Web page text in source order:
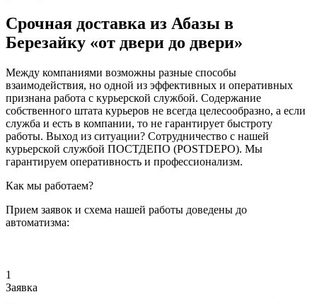
Срочная доставка из Абазы в
Березайку «от двери до двери»
Между компаниями возможны разные способы
взаимодействия, но одной из эффективных и оперативных
признана работа с курьерской службой. Содержание
собственного штата курьеров не всегда целесообразно, а если
служба и есть в компании, то не гарантирует быстроту
работы. Выход из ситуации? Сотрудничество с нашей
курьерской службой ПОСТДЕПО (POSTDEPO). Мы
гарантируем оперативность и профессионализм.
Как мы работаем?
Прием заявок и схема нашей работы доведены до
автоматизма:
1
Заявка